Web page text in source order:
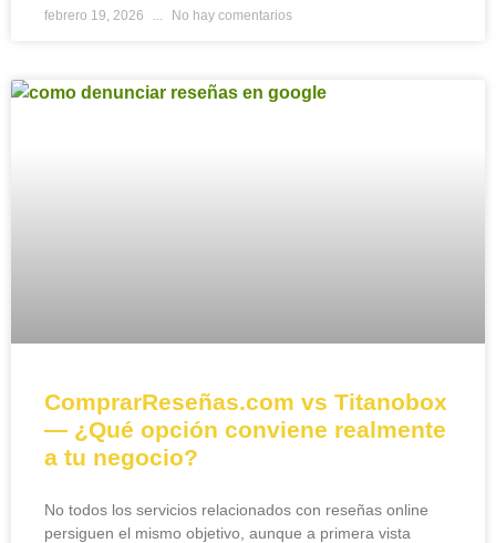
febrero 19, 2026 No hay comentarios
ComprarReseñas.com vs Titanobox
— ¿Qué opción conviene realmente
a tu negocio?
No todos los servicios relacionados con reseñas online
persiguen el mismo objetivo, aunque a primera vista